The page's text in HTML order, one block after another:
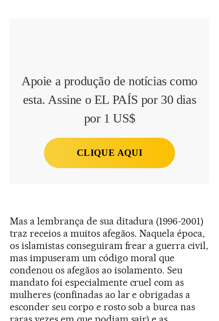
Apoie a produção de notícias como
esta. Assine o EL PAÍS por 30 dias
por 1 US$
CLIQUE AQUI
Mas a lembrança de sua ditadura (1996-2001)
traz receios a muitos afegãos. Naquela época,
os islamistas conseguiram frear a guerra civil,
mas impuseram um código moral que
condenou os afegãos ao isolamento. Seu
mandato foi especialmente cruel com as
mulheres (confinadas ao lar e obrigadas a
esconder seu corpo e rosto sob a burca nas